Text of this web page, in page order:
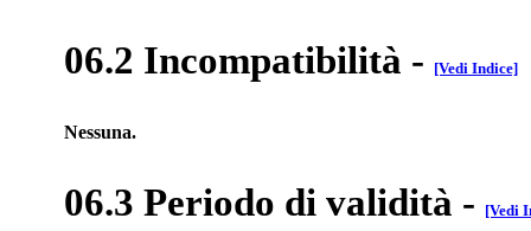
06.2 Incompatibilità - [Vedi Indice]
Nessuna.
06.3 Periodo di validità - [Vedi